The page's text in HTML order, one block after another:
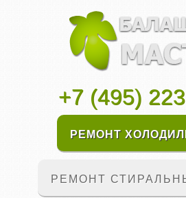
+7 (495)
РЕМОНТ
РЕМОНТ